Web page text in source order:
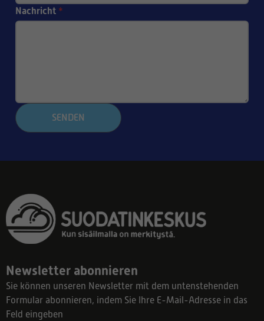
Nachricht *
SENDEN
Newsletter abonnieren
Sie können unseren Newsletter mit dem untenstehenden
Formular abonnieren, indem Sie Ihre E-Mail-Adresse in das
Feld eingeben